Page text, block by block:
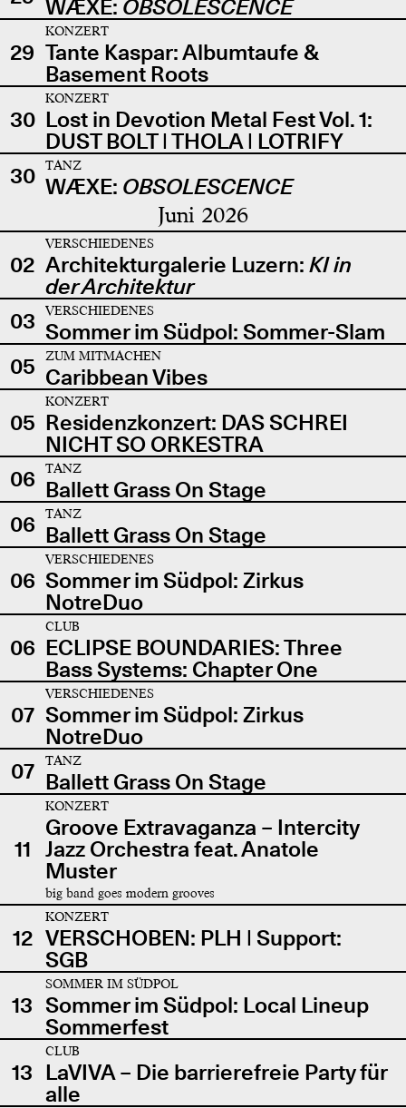
WÆXE: OBSOLESCENCE
29
KONZERT
Tante Kaspar: Albumtaufe &
Basement Roots
30
KONZERT
Lost in Devotion Metal Fest Vol. 1:
DUST BOLT | THOLA | LOTRIFY
30
TANZ
WÆXE: OBSOLESCENCE
Juni 2026
02
VERSCHIEDENES
Architekturgalerie Luzern: KI in
der Architektur
03
VERSCHIEDENES
Sommer im Südpol: Sommer-Slam
05
ZUM MITMACHEN
Caribbean Vibes
05
KONZERT
Residenzkonzert: DAS SCHREI
NICHT SO ORKESTRA
06
TANZ
Ballett Grass On Stage
06
TANZ
Ballett Grass On Stage
06
VERSCHIEDENES
Sommer im Südpol: Zirkus
NotreDuo
06
CLUB
ECLIPSE BOUNDARIES: Three
Bass Systems: Chapter One
07
VERSCHIEDENES
Sommer im Südpol: Zirkus
NotreDuo
07
TANZ
Ballett Grass On Stage
11
KONZERT
Groove Extravaganza – Intercity
Jazz Orchestra feat. Anatole
Muster
big band goes modern grooves
12
KONZERT
VERSCHOBEN: PLH | Support:
SGB
13
SOMMER IM SÜDPOL
Sommer im Südpol: Local Lineup
Sommerfest
13
CLUB
LaVIVA – Die barrierefreie Party für
alle